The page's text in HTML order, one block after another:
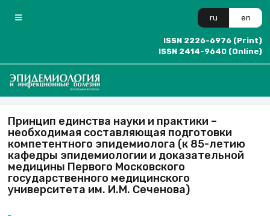
ru en
ISSN 2226-6976 (Print)
ISSN 2414-9640 (Online)
Принцип единства науки и практики –
необходимая составляющая подготовки
компетентного эпидемиолога (к 85-летию
кафедры эпидемиологии и доказательной
медицины Первого Московского
государственного медицинского
университета им. И.М. Сеченова)